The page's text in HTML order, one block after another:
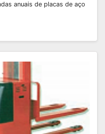
anuais de placas de aço